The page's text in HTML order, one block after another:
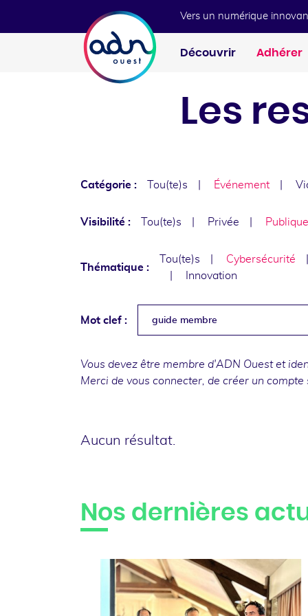
Vers un numérique
Découvrir Adhérer
Les
Catégorie : Tou(te)s Événement
Visibilité : Tou(te)s Privée Publique
Thématique :
Tou(te)s
Cybersécurité
Innovation
Mot clef : guide membre
Vous devez être membre d'ADN Ouest et
Merci de vous connecter, de créer un compte
Aucun résultat.
Nos dernières